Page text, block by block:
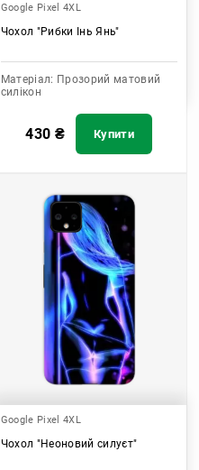
Google Pixel 4XL
Чохол "Рибки Інь Янь"
Матеріал: Прозорий матовий
силікон
430 ₴ Купити
Google Pixel 4XL
Чохол "Неоновий силуєт"